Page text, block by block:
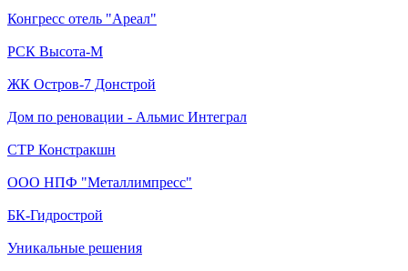
Конгресс отель "Ареал"
РСК Высота-М
ЖК Остров-7 Донстрой
Дом по реновации - Альмис Интеграл
СТР Констракшн
ООО НПФ "Металлимпресс"
БК-Гидрострой
Уникальные решения